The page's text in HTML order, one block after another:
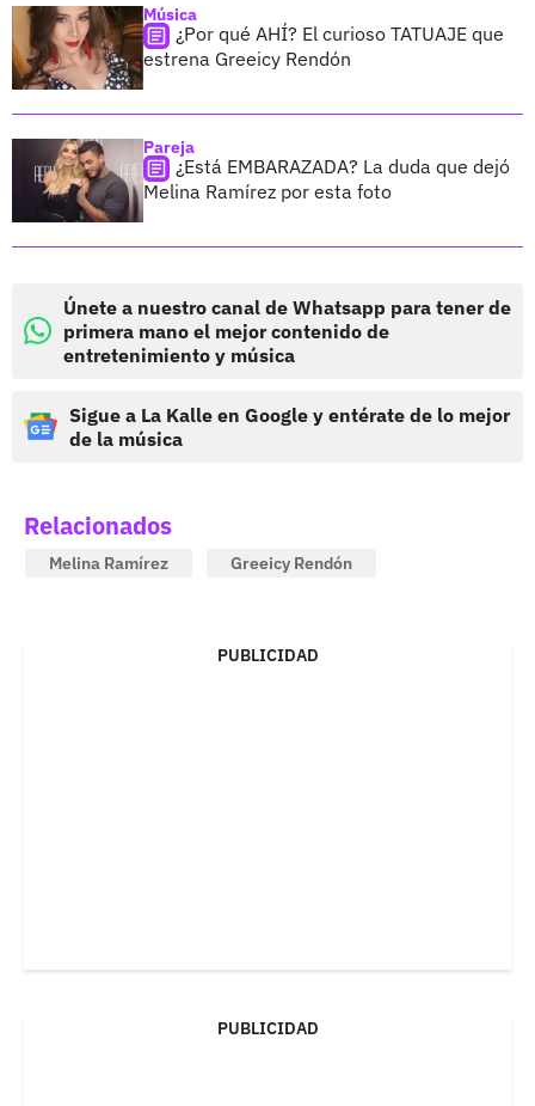
Música
¿Por qué AHÍ? El curioso TATUAJE que
estrena Greeicy Rendón
Pareja
¿Está EMBARAZADA? La duda que dejó
Melina Ramírez por esta foto
Únete a nuestro canal de Whatsapp para tener de
primera mano el mejor contenido de
entretenimiento y música
Sigue a La Kalle en Google y entérate de lo mejor
de la música
Relacionados
Melina Ramírez Greeicy Rendón
PUBLICIDAD
PUBLICIDAD